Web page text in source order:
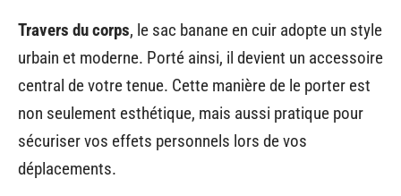
Travers du corps, le sac banane en cuir adopte un style
urbain et moderne. Porté ainsi, il devient un accessoire
central de votre tenue. Cette manière de le porter est
non seulement esthétique, mais aussi pratique pour
sécuriser vos effets personnels lors de vos
déplacements.